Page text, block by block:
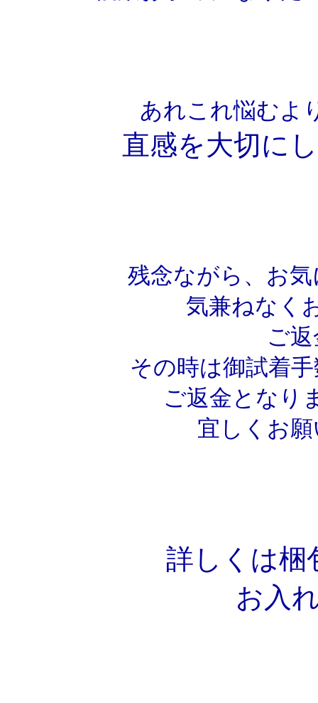
あれこれ悩むよ
直感を大切に
残念ながら、お
気兼ねなく
ご
その時は御試着
ご返金となり
宜しくお
詳しくは梱
お入